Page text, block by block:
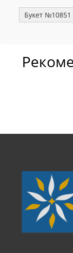
Букет №10851